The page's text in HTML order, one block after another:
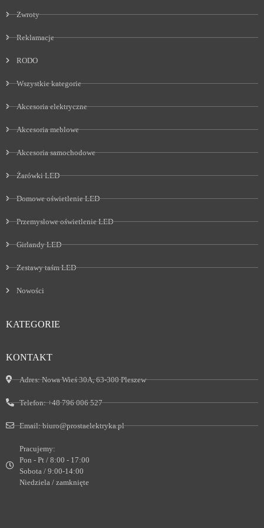
Zwroty
Reklamacje
RODO
Wszystkie kategorie
Akcesoria elektryczne
Akcesoria meblowe
Akcesoria samochodowe
Żarówki LED
Domowe oświetlenie LED
Przemysłowe oświetlenie LED
Girlandy LED
Zestawy taśm LED
Nowości
KATEGORIE
KONTAKT
Adres:Nowa Wieś 30A, 63-300 Pleszew
Telefon:+48 796 006 527
Email:biuro@prostaelektryka.pl
Pracujemy:
Pon - Pt / 8:00 - 17:00
Sobota / 9:00-14:00
Niedziela / zamknięte